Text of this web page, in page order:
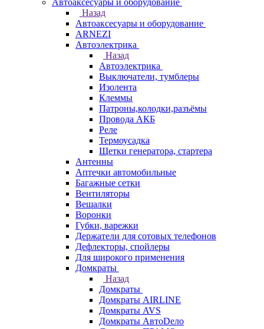
Автоаксесуары и оборудование
Назад
Автоаксесуары и оборудование
ARNEZI
Автоэлектрика
Назад
Автоэлектрика
Выключатели, тумблеры
Изолента
Клеммы
Патроны,колодки,разъёмы
Провода АКБ
Реле
Термоусадка
Щетки генератора, стартера
Антенны
Аптечки автомобильные
Багажные сетки
Вентиляторы
Вешалки
Воронки
Губки, варежки
Держатели для сотовых телефонов
Дефлекторы, спойлеры
Для широкого применения
Домкраты
Назад
Домкраты
Домкраты AIRLINE
Домкраты AVS
Домкраты АвтоDело